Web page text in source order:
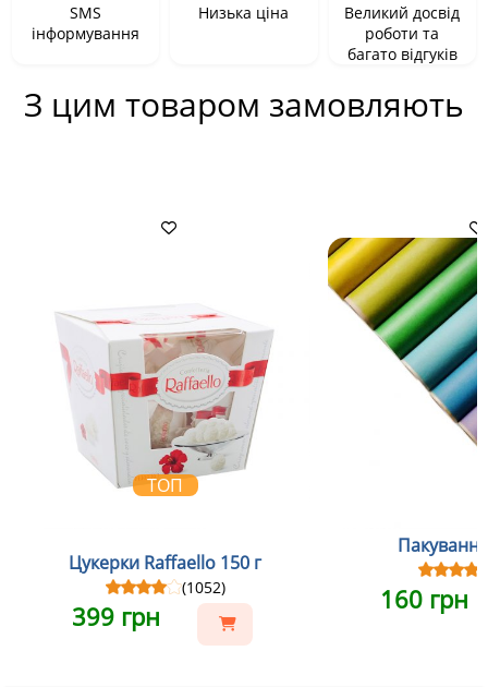
SMS
інформування
Низька ціна
Великий досвід
роботи та
багато відгуків
З цим товаром замовляють
ТОП
Цукерки Raffaello 150 г
(1052)
399 грн
160 грн